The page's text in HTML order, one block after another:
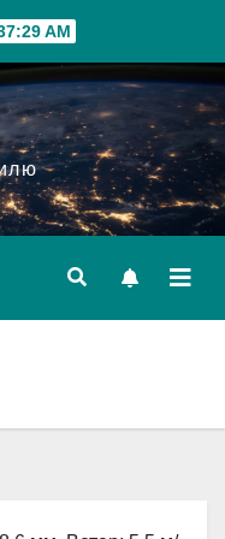
AM